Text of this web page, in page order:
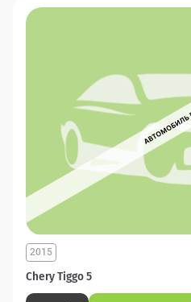
Chery Tiggo 5
2015